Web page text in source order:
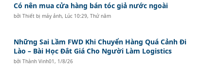
Có nên mua cửa hàng bán tóc giả nước ngoài
bởiThiết bị máy ảnh, Lúc 10:29, Thứ năm
Những Sai Lầm FWD Khi Chuyển Hàng Quá Cảnh Đi
Lào – Bài Học Đắt Giá Cho Người Làm Logistics
bởiThành Vinh01 , 1/8/26